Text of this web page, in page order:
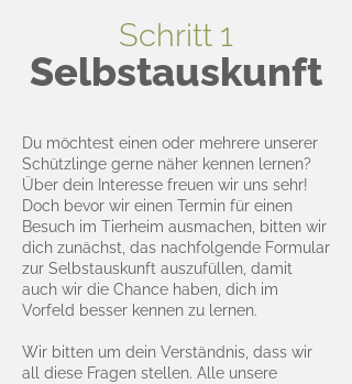
Schritt 1
Selbstauskunft
Du möchtest einen oder mehrere unserer
Schützlinge gerne näher kennen lernen?
Über dein Interesse freuen wir uns sehr!
Doch bevor wir einen Termin für einen
Besuch im Tierheim ausmachen, bitten wir
dich zunächst, das nachfolgende Formular
zur Selbstauskunft auszufüllen, damit
auch wir die Chance haben, dich im
Vorfeld besser kennen zu lernen.
Wir bitten um dein Verständnis, dass wir
all diese Fragen stellen. Alle unsere